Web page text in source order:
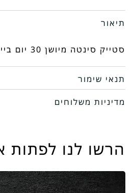
30
תיאור
סטייק סינטה מיושן 30 יום ביישון יבש.
תנאי שימור
מדיניות משלוחים
הרשו לנו